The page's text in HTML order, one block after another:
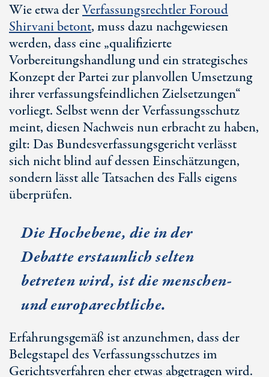
Wie etwa derVerfassungsrechtler Foroud
Shirvani betont, muss dazu nachgewiesen
werden, dass eine „qualifizierte
Vorbereitungshandlung und ein strategisches
Konzept der Partei zur planvollen Umsetzung
ihrer verfassungsfeindlichen Zielsetzungen“
vorliegt. Selbst wenn der Verfassungsschutz
meint, diesen Nachweis nun erbracht zu haben,
gilt: Das Bundesverfassungsgericht verlässt
sich nicht blind auf dessen Einschätzungen,
sondern lässt alle Tatsachen des Falls eigens
überprüfen.
Die Hochebene, die in der
Debatte erstaunlich selten
betreten wird, ist die menschen-
und europarechtliche.
Erfahrungsgemäß ist anzunehmen, dass der
Belegstapel des Verfassungsschutzes im
Gerichtsverfahren eher etwas abgetragen wird.